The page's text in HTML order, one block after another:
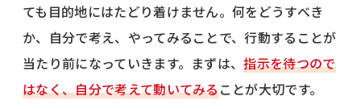
ても目的地にはたどり着けません。何をどうすべき
か、自分で考え、やってみることで、行動することが
当たり前になっていきます。まずは、指示を待つので
はなく、自分で考えて動いてみることが大切です。